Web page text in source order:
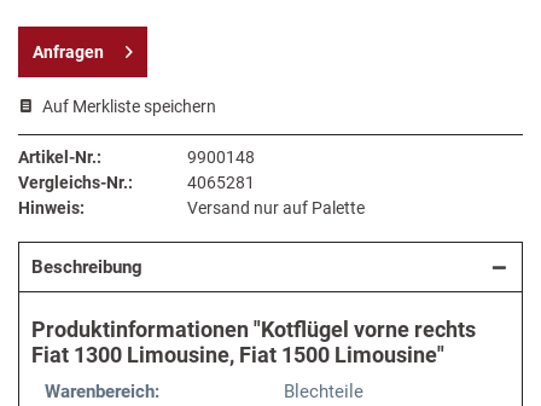
Anfragen
Auf Merkliste speichern
Artikel-Nr.:
9900148
Vergleichs-Nr.:
4065281
Hinweis:
Versand nur auf Palette
Beschreibung
Produktinformationen "Kotflügel vorne rechts
Fiat 1300 Limousine, Fiat 1500 Limousine"
Warenbereich: Blechteile